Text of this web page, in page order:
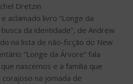
Dretzin
aclamado livro “Longe da
da identidade”, de Andrew
na lista de não-ficção do New
“Longe da Árvore” fala
nascemos e a família que
na jornada de